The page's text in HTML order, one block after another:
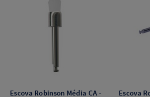
Escova Robinson Média CA -
Escova